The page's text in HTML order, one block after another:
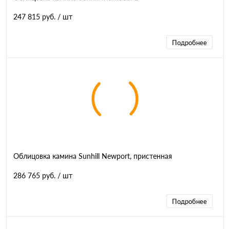
247 815 руб. / шт
Подробнее
Облицовка камина Sunhill Newport, пристенная
286 765 руб. / шт
Подробнее